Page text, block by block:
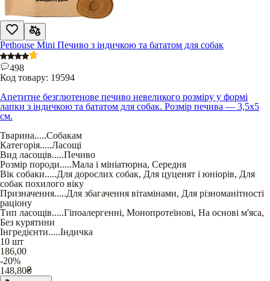
Pethouse Mini Печиво з індичкою та бататом для собак
498
Код товару: 19594
Апетитне безглютенове печиво невеликого розміру у формі
лапки з індичкою та бататом для собак. Розмір печива — 3,5х5
см.
Тварина.....Собакам
Категорія.....Ласощі
Вид ласощів.....Печиво
Розмір породи.....Мала і мініатюрна, Середня
Вік собаки.....Для дорослих собак, Для цуценят і юніорів, Для
собак похилого віку
Призначення.....Для збагачення вітамінами, Для різноманітності
раціону
Тип ласощів.....Гіпоалергенні, Монопротеїнові, На основі м'яса,
Без курятини
Інгредієнти.....Індичка
10 шт
186,00
-20%
148,80₴